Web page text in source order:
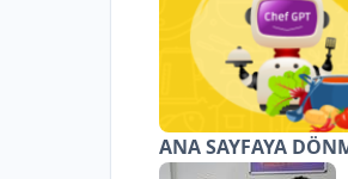
ANA SAYFAYA